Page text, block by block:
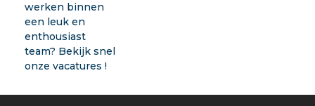
werken binnen
een leuk en
enthousiast
team? Bekijk snel
onze vacatures !